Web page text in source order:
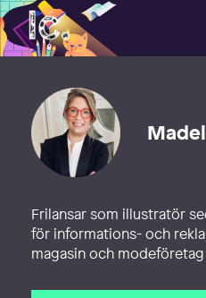
Illustratörcentrum
Frilansar som illustratör
för informations- och
magasin och